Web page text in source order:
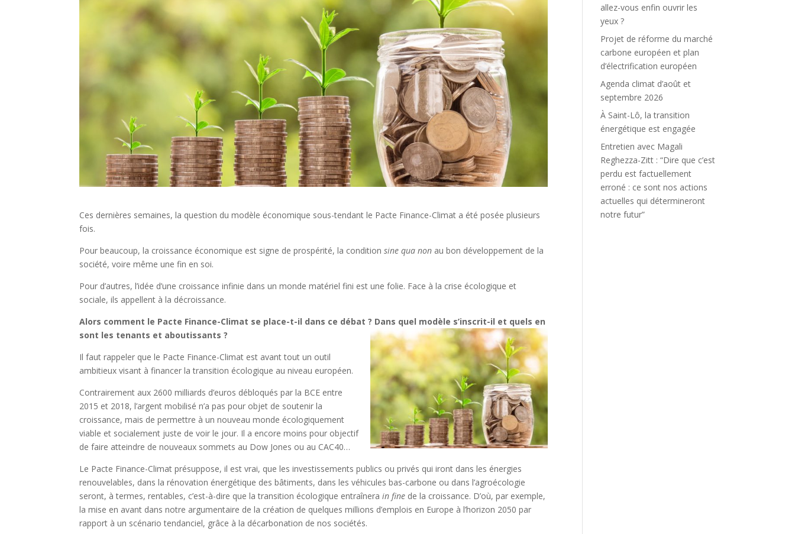
Ces dernières semaines, la question du modèle économique sous-tendant le Pacte Finance-Climat a été posée plusieurs
fois.
Pour beaucoup, la croissance économique est signe de prospérité, la conditionsine qua non au bon développement de la
société, voire même une fin en soi.
Pour d’autres, l’idée d’une croissance infinie dans un monde matériel fini est une folie. Face à la crise écologique et
sociale, ils appellent à la décroissance.
Alors comment le Pacte Finance-Climat se place-t-il dans ce débat ? Dans quel modèle s’inscrit-il et quels en
sont les tenants et aboutissants ?
Il faut rappeler que le Pacte Finance-Climat est avant tout un outil
ambitieux visant à financer la transition écologique au niveau européen.
Contrairement aux 2600 milliards d’euros débloqués par la BCE entre
2015 et 2018, l’argent mobilisé n’a pas pour objet de soutenir la
croissance, mais de permettre à un nouveau monde écologiquement
viable et socialement juste de voir le jour. Il a encore moins pour objectif
de faire atteindre de nouveaux sommets au Dow Jones ou au CAC40…
Le Pacte Finance-Climat présuppose, il est vrai, que les investissements publics ou privés qui iront dans les énergies
renouvelables, dans la rénovation énergétique des bâtiments, dans les véhicules bas-carbone ou dans l’agroécologie
seront, à termes, rentables, c’est-à-dire que la transition écologique entraînerain fine de la croissance. D’où, par exemple,
la mise en avant dans notre argumentaire de la création de quelques millions d’emplois en Europe à l’horizon 2050 par
rapport à un scénario tendanciel, grâce à la décarbonation de nos sociétés.
allez-vous enfin ouvrir les
yeux ?
Projet de réforme du marché
carbone européen et plan
d’électrification européen
Agenda climat d’août et
septembre 2026
À Saint-Lô, la transition
énergétique est engagée
Entretien avec Magali
Reghezza-Zitt : “Dire que c’est
perdu est factuellement
erroné : ce sont nos actions
actuelles qui détermineront
notre futur”